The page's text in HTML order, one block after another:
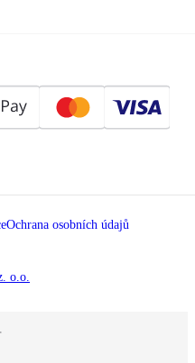
Ochrana osobních údajů
o.o.